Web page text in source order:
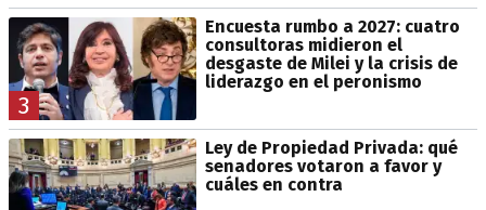
3
Encuesta rumbo a 2027: cuatro
consultoras midieron el
desgaste de Milei y la crisis de
liderazgo en el peronismo
Ley de Propiedad Privada: qué
senadores votaron a favor y
cuáles en contra